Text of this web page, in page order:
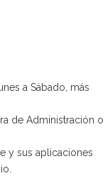
a Sábado, más
de Administración o
y sus aplicaciones